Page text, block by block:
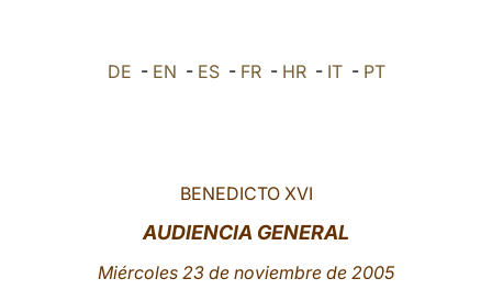
LATINE
DE - EN - ES- FR- HR- IT- PT
BENEDICTO XVI
AUDIENCIA GENERAL
Miércoles 23 de noviembre de 2005